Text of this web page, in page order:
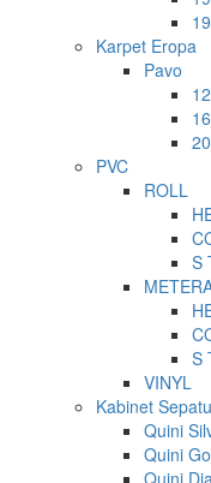
Karpet Eropa
Pavo
PVC
ROLL
S
S
VINYL
Kabinet Sepatu
Quini
Quini
Quini